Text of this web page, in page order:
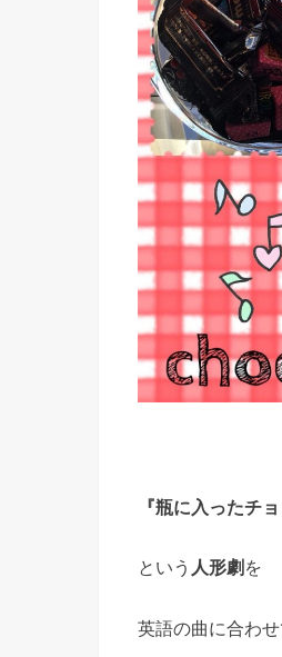
『瓶に入ったチ
という 人形劇 を
英語の曲に合わせ